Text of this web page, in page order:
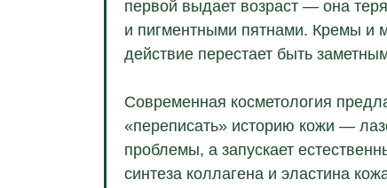
первой выдает возраст — она
и пигментными пятнами. Кремы и
действие перестает быть
Современная косметология
«переписать» историю кожи —
проблемы, а запускает
синтеза коллагена и эластина